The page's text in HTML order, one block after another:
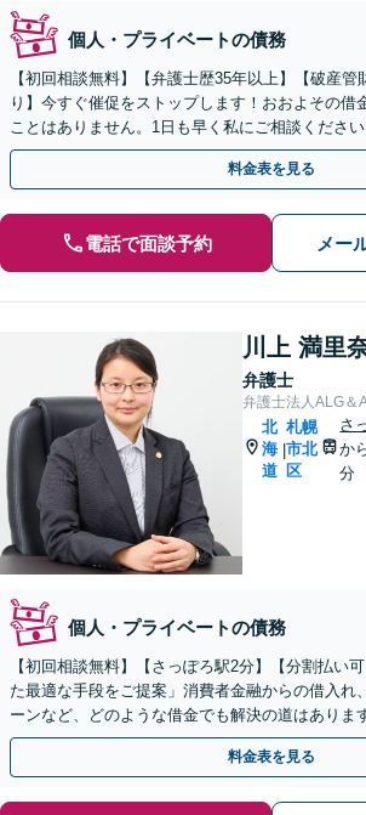
個人・プライベートの債務
【初回相談無料】【弁護士歴35年以上】【破産管
り】今すぐ催促をストップします！おおよその借
ことはありません。1日も早く私にご相談くださ
衛隊前駅8分】
料金表を見る
電話で面談予約 メー
川上 満里
弁護士
弁護士法人ALG＆
北
海
道
|
札幌
市北
区
さ
か
分
個人・プライベートの債務
【初回相談無料】【さっぽろ駅2分】【分割払い
た最適な手段をご提案」消費者金融からの借入れ
ーンなど、どのような借金でも解決の道はありま
の解決を図りましょう【安心の完全個室対応／秘
料金表を見る